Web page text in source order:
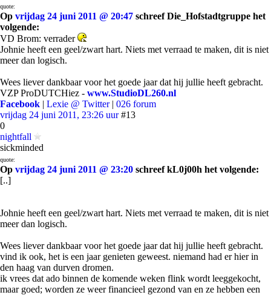
quote:
Op vrijdag 24 juni 2011 @ 20:47 schreef Die_Hofstadtgruppe het
volgende:
VD Brom: verrader
Johnie heeft een geel/zwart hart. Niets met verraad te maken, dit is niet
meer dan logisch.
Wees liever dankbaar voor het goede jaar dat hij jullie heeft gebracht.
VZP ProDUTCHiez - www.StudioDL260.nl
Facebook | Lexie @ Twitter| 026 forum
vrijdag 24 juni 2011, 23:26 uur #13
0
nightfall
sickminded
quote:
Op vrijdag 24 juni 2011 @ 23:20 schreef kL0j00h het volgende:
[..]
Johnie heeft een geel/zwart hart. Niets met verraad te maken, dit is niet
meer dan logisch.
Wees liever dankbaar voor het goede jaar dat hij jullie heeft gebracht.
vind ik ook, het is een jaar genieten geweest. niemand had er hier in
den haag van durven dromen.
ik vrees dat ado binnen de komende weken flink wordt leeggekocht,
maar goed; worden ze weer financieel gezond van en ze hebben een